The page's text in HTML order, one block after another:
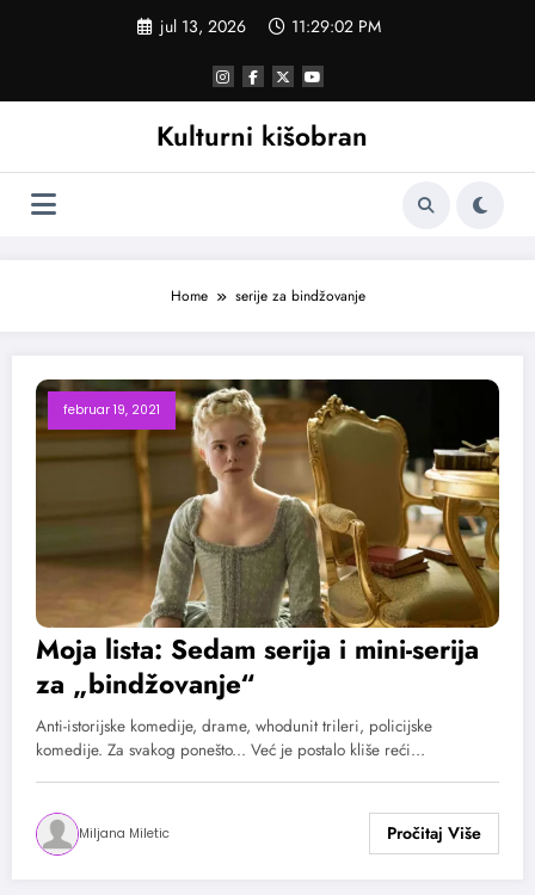
jul 13, 2026 11:29:02 PM
Kulturni kišobran
Home serije za bindžovanje
februar 19, 2021
Moja lista: Sedam serija i mini-serija
za „bindžovanje“
Anti-istorijske komedije, drame, whodunit trileri, policijske
komedije. Za svakog ponešto... Već je postalo kliše reći…
Miljana Miletic